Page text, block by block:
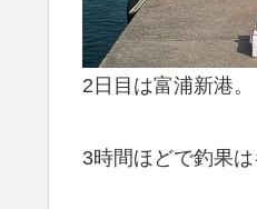
2日目は富浦新港。
3時間ほどで釣果